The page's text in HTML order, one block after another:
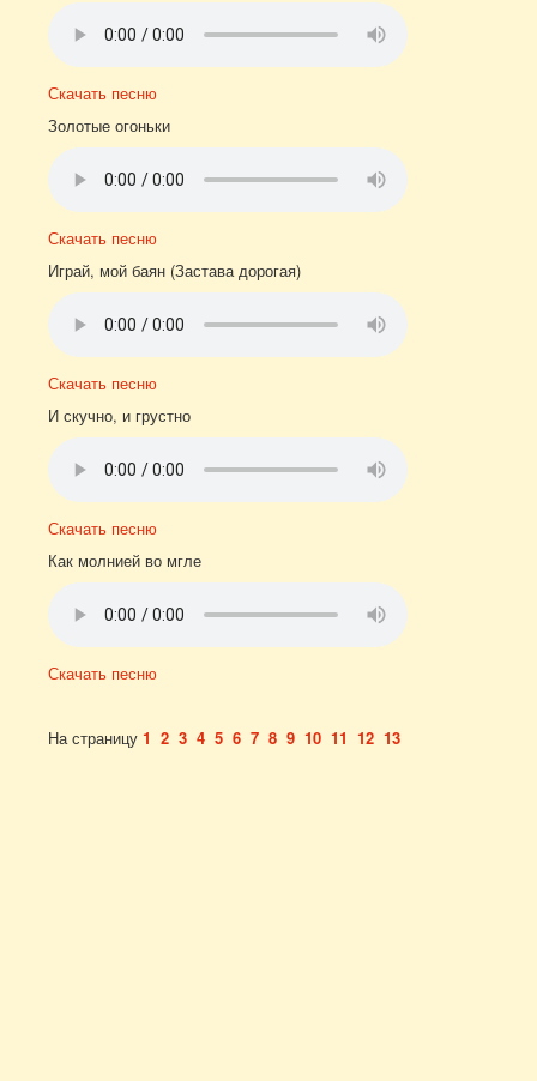
Скачать песню
Золотые огоньки
Скачать песню
Играй, мой баян (Застава дорогая)
Скачать песню
И скучно, и грустно
Скачать песню
Как молнией во мгле
Скачать песню
На страницу 1 2 3 4 5 6 7 8 9 10 11 12 13